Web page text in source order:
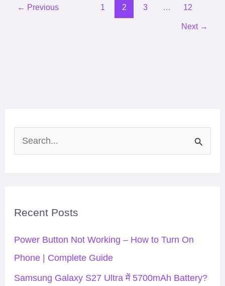
← Previous 1 2 3 … 12
Next →
c
h
f
Recent Posts
Power Button Not Working – How to Turn On
Phone | Complete Guide
Samsung Galaxy S27 Ultra में 5700mAh Battery?